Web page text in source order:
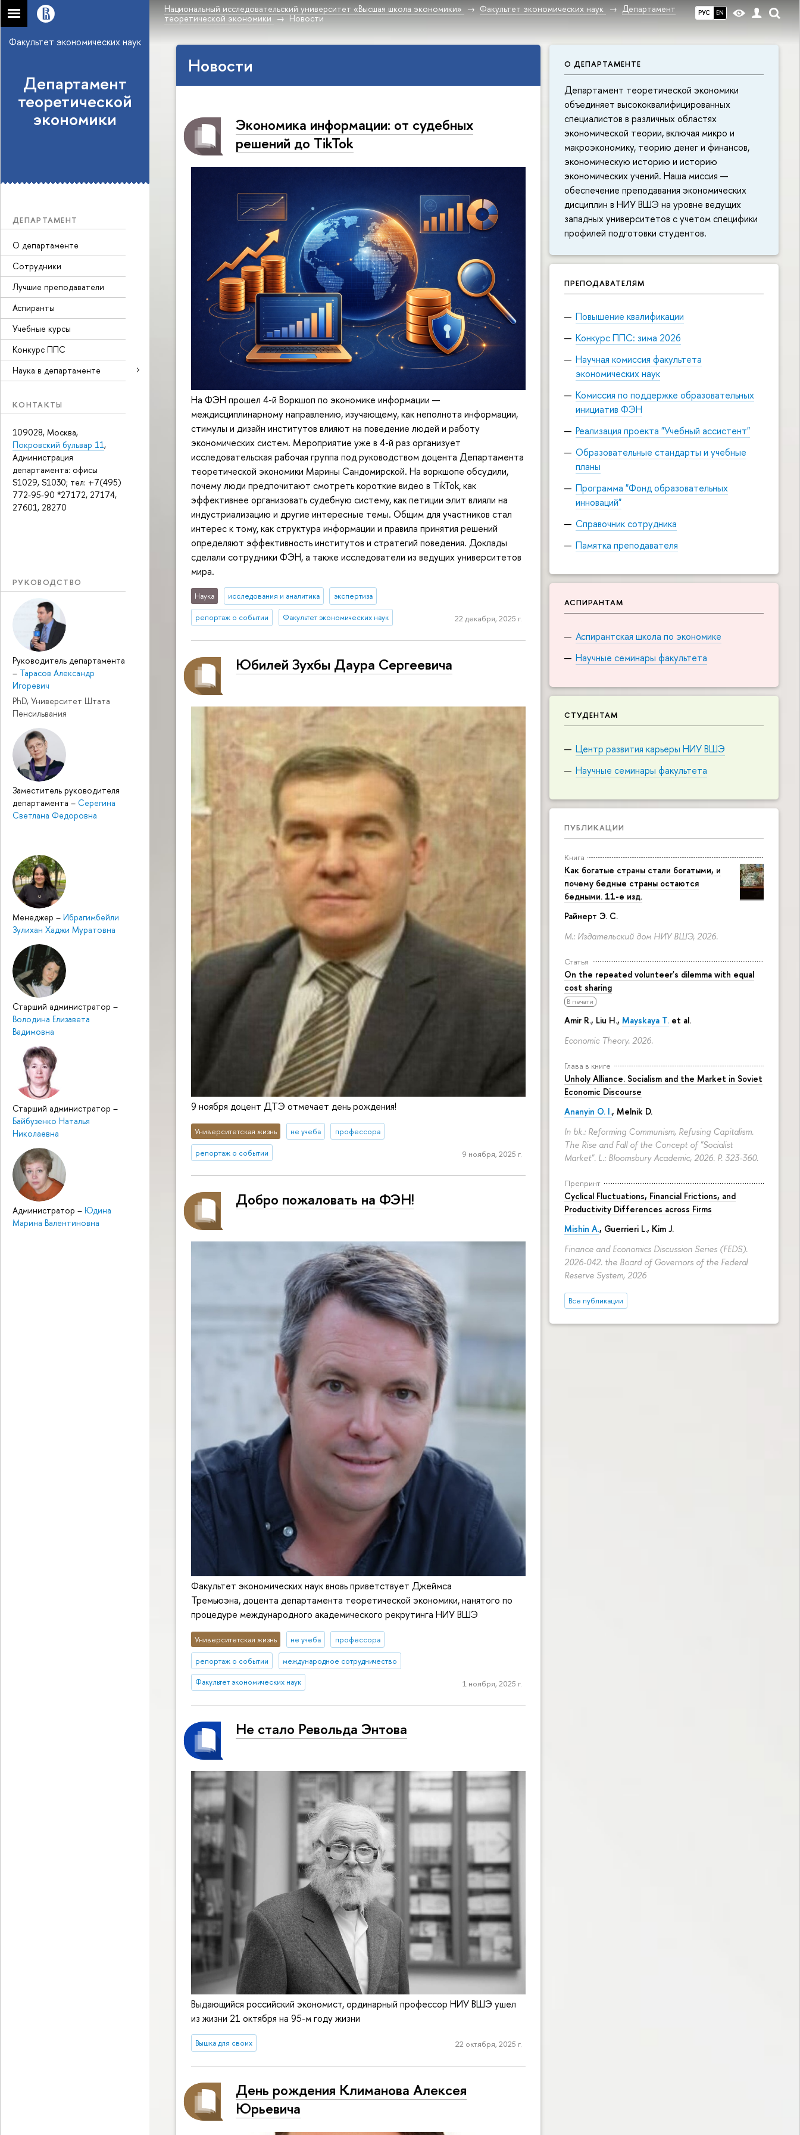
РУС EN
Национальный исследовательский университет «Высшая школа экономики» Факультет экономических наук
Департамент
теоретической экономики
Новости
Факультет экономических наук
Департамент
теоретической
экономики
ДЕПАРТАМЕНТ
О департаменте
Сотрудники
Лучшие преподаватели
Аспиранты
Учебные курсы
Конкурс ППС
Наука в департаменте
КОНТАКТЫ
109028, Москва,
Покровский бульвар 11,
Администрация
департамента: офисы
S1029, S1030; тел: +7(495)
772-95-90 *27172, 27174,
27601, 28270
РУКОВОДСТВО
Руководитель департамента
– Тарасов Александр
Игоревич
PhD, Университет Штата
Пенсильвания
Заместитель руководителя
департамента – Серегина
Светлана Федоровна
Менеджер – Ибрагимбейли
Зулихан Хаджи Муратовна
Старший администратор –
Володина Елизавета
Вадимовна
Старший администратор –
Байбузенко Наталья
Николаевна
Администратор – Юдина
Марина Валентиновна
О ДЕПАРТАМЕНТЕ
Департамент теоретической экономики
объединяет высококвалифицированных
специалистов в различных областях
экономической теории, включая микро и
макроэкономику, теорию денег и финансов,
экономическую историю и историю
экономических учений. Наша миссия —
обеспечение преподавания экономических
дисциплин в НИУ ВШЭ на уровне ведущих
западных университетов с учетом специфики
профилей подготовки студентов.
ПРЕПОДАВАТЕЛЯМ
Повышение квалификации
Конкурс ППС: зима 2026
Научная комиссия факультета
экономических наук
Комиссия по поддержке образовательных
инициатив ФЭН
Реализация проекта "Учебный ассистент"
Образовательные стандарты и учебные
планы
Программа "Фонд образовательных
инноваций"
Справочник сотрудника
Памятка преподавателя
АСПИРАНТАМ
Аспирантская школа по экономике
Научные семинары факультета
СТУДЕНТАМ
Центр развития карьеры НИУ ВШЭ
Научные семинары факультета
ПУБЛИКАЦИИ
Книга
Как богатые страны стали богатыми, и
почему бедные страны остаются
бедными. 11-е изд.
Райнерт Э. С.
М.: Издательский дом НИУ ВШЭ, 2026.
Статья
On the repeated volunteer's dilemma with equal
cost sharing
В печати
Amir R., Liu H., Mayskaya T. et al.
Economic Theory. 2026.
Глава в книге
Unholy Alliance. Socialism and the Market in Soviet
Economic Discourse
Ananyin O. I., Melnik D.
In bk.: Reforming Communism, Refusing Capitalism.
The Rise and Fall of the Concept of "Socialist
Market". L.: Bloomsbury Academic, 2026. P. 323-360.
Препринт
Cyclical Fluctuations, Financial Frictions, and
Productivity Differences across Firms
Mishin A., Guerrieri L., Kim J.
Finance and Economics Discussion Series (FEDS).
2026-042. the Board of Governors of the Federal
Reserve System, 2026
Все публикации
Новости
Экономика информации: от судебных
решений до TikTok
На ФЭН прошел 4-й Воркшоп по экономике информации —
междисциплинарному направлению, изучающему, как неполнота информации,
стимулы и дизайн институтов влияют на поведение людей и работу
экономических систем. Мероприятие уже в 4-й раз организует
исследовательская рабочая группа под руководством доцента Департамента
теоретической экономики Марины Сандомирской. На воркшопе обсудили,
почему люди предпочитают смотреть короткие видео в TikTok, как
эффективнее организовать судебную систему, как петиции элит влияли на
индустриализацию и другие интересные темы. Общим для участников стал
интерес к тому, как структура информации и правила принятия решений
определяют эффективность институтов и стратегий поведения. Доклады
сделали сотрудники ФЭН, а также исследователи из ведущих университетов
мира.
Наука исследования и аналитика экспертиза
репортаж о событии Факультет экономических наук 22 декабря, 2025 г.
Юбилей Зухбы Даура Сергеевича
9 ноября доцент ДТЭ отмечает день рождения!
Университетская жизнь не учеба профессора
репортаж о событии 9 ноября, 2025 г.
Добро пожаловать на ФЭН!
Факультет экономических наук вновь приветствует Джеймса
Тремьюэна, доцента департамента теоретической экономики, нанятого по
процедуре международного академического рекрутинга НИУ ВШЭ
Университетская жизнь не учеба профессора
репортаж о событии международное сотрудничество
Факультет экономических наук 1 ноября, 2025 г.
Не стало Револьда Энтова
Выдающийся российский экономист, ординарный профессор НИУ ВШЭ ушел
из жизни 21 октября на 95-м году жизни
Вышка для своих 22 октября, 2025 г.
День рождения Климанова Алексея
Юрьевича